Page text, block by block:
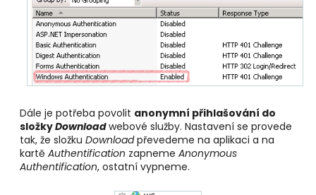
Dále je potřeba povolit anonymní přihlašování do
složkyDownloadwebové služby. Nastavení se provede
tak, že složku Downloadpřevedeme na aplikaci a na
kartě Authentification zapneme Anonymous
Authentification, ostatní vypneme.